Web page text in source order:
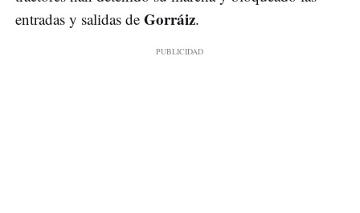
entradas y salidas de Gorráiz.